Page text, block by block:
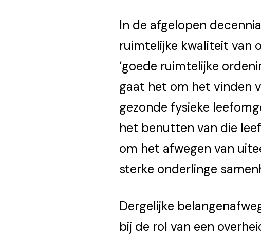
In de afgelopen
ruimtelijke kwaliteit van
‘goede ruimtelijke
gaat het om het vinden
gezonde fysieke
het benutten van die
om het afwegen van
sterke onderlinge
Dergelijke
bij de rol van een